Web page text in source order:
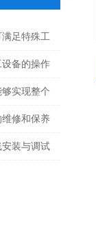
足特殊工
备的操作
实现整个
化管理
修和保养
键装与调试